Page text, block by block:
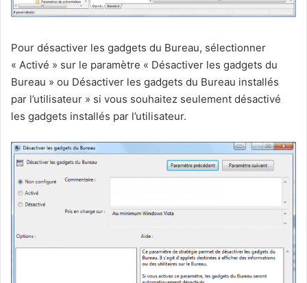
Pour désactiver les gadgets du Bureau, sélectionner
« Activé » sur le paramètre « Désactiver les gadgets du
Bureau » ou Désactiver les gadgets du Bureau installés
par l’utilisateur » si vous souhaitez seulement désactivé
les gadgets installés par l’utilisateur.